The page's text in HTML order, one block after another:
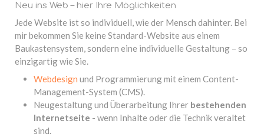
Neu ins Web – hier Ihre Möglichkeiten
Jede Website ist so individuell, wie der Mensch dahinter. Bei
mir bekommen Sie keine Standard-Website aus einem
Baukastensystem, sondern eine individuelle Gestaltung – so
einzigartig wie Sie.
Webdesign und Programmierung mit einem Content-
Management-System (CMS).
Neugestaltung und Überarbeitung Ihrer bestehenden
Internetseite - wenn Inhalte oder die Technik veraltet
sind.